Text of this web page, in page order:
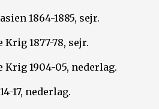
1864-1885, sejr.
1877-78, sejr.
Krig 1904-05, nederlag.
17, nederlag.